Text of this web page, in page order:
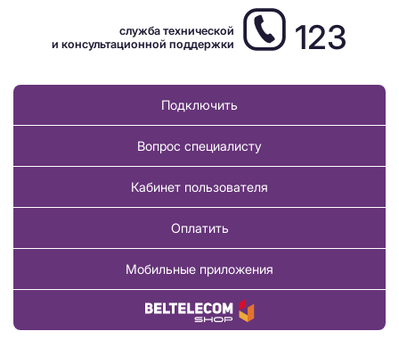
служба технической
и консультационной поддержки
123
Подключить
Вопрос специалисту
Кабинет пользователя
Оплатить
Мобильные приложения
Купить товар